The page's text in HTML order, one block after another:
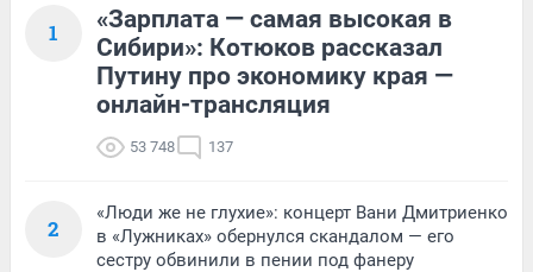
1
«Зарплата — самая высокая в
Сибири»: Котюков рассказал
Путину про экономику края —
онлайн-трансляция
53 748 137
2
«Люди же не глухие»: концерт Вани Дмитриенко
в «Лужниках» обернулся скандалом — его
сестру обвинили в пении под фанеру